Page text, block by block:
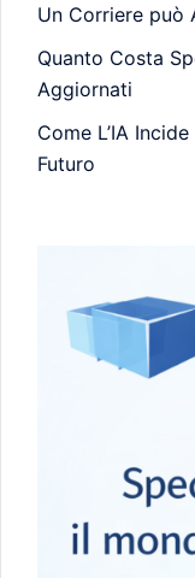
Un Corriere può
Quanto Costa
Aggiornati
Come L’IA
Futuro